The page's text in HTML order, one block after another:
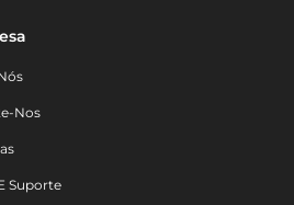
Nos
Suporte